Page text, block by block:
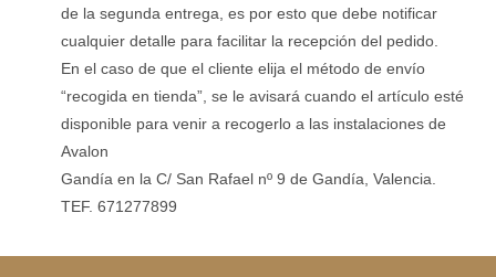
de la segunda entrega, es por esto que debe notificar
cualquier detalle para facilitar la recepción del pedido.
En el caso de que el cliente elija el método de envío
“recogida en tienda”, se le avisará cuando el artículo esté
disponible para venir a recogerlo a las instalaciones de
Avalon
Gandía en la C/ San Rafael nº 9 de Gandía, Valencia.
TEF. 671277899